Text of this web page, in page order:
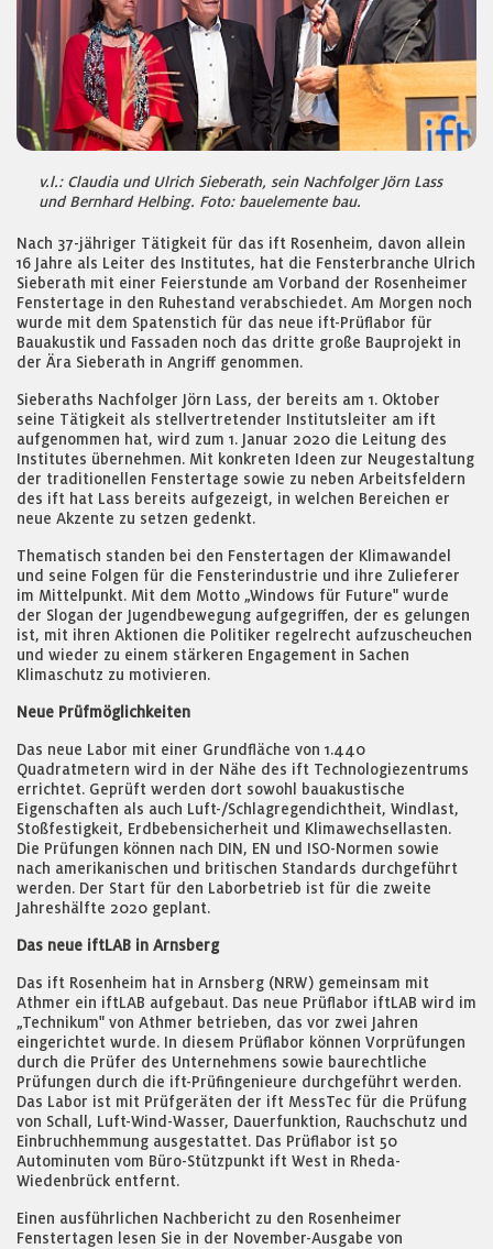
v.l.: Claudia und Ulrich Sieberath, sein Nachfolger Jörn Lass
und Bernhard Helbing. Foto: bauelemente bau.
Nach 37-jähriger Tätigkeit für das ift Rosenheim, davon allein
16 Jahre als Leiter des Institutes, hat die Fensterbranche Ulrich
Sieberath mit einer Feierstunde am Vorband der Rosenheimer
Fenstertage in den Ruhestand verabschiedet. Am Morgen noch
wurde mit dem Spatenstich für das neue ift-Prüflabor für
Bauakustik und Fassaden noch das dritte große Bauprojekt in
der Ära Sieberath in Angriff genommen.
Sieberaths Nachfolger Jörn Lass, der bereits am 1. Oktober
seine Tätigkeit als stellvertretender Institutsleiter am ift
aufgenommen hat, wird zum 1. Januar 2020 die Leitung des
Institutes übernehmen. Mit konkreten Ideen zur Neugestaltung
der traditionellen Fenstertage sowie zu neben Arbeitsfeldern
des ift hat Lass bereits aufgezeigt, in welchen Bereichen er
neue Akzente zu setzen gedenkt.
Thematisch standen bei den Fenstertagen der Klimawandel
und seine Folgen für die Fensterindustrie und ihre Zulieferer
im Mittelpunkt. Mit dem Motto „Windows für Future" wurde
der Slogan der Jugendbewegung aufgegriffen, der es gelungen
ist, mit ihren Aktionen die Politiker regelrecht aufzuscheuchen
und wieder zu einem stärkeren Engagement in Sachen
Klimaschutz zu motivieren.
Neue Prüfmöglichkeiten
Das neue Labor mit einer Grundfläche von 1.440
Quadratmetern wird in der Nähe des ift Technologiezentrums
errichtet. Geprüft werden dort sowohl bauakustische
Eigenschaften als auch Luft-/Schlagregendichtheit, Windlast,
Stoßfestigkeit, Erdbebensicherheit und Klimawechsellasten.
Die Prüfungen können nach DIN, EN und ISO-Normen sowie
nach amerikanischen und britischen Standards durchgeführt
werden. Der Start für den Laborbetrieb ist für die zweite
Jahreshälfte 2020 geplant.
Das neue iftLAB in Arnsberg
Das ift Rosenheim hat in Arnsberg (NRW) gemeinsam mit
Athmer ein iftLAB aufgebaut. Das neue Prüflabor iftLAB wird im
„Technikum" von Athmer betrieben, das vor zwei Jahren
eingerichtet wurde. In diesem Prüflabor können Vorprüfungen
durch die Prüfer des Unternehmens sowie baurechtliche
Prüfungen durch die ift-Prüfingenieure durchgeführt werden.
Das Labor ist mit Prüfgeräten der ift MessTec für die Prüfung
von Schall, Luft-Wind-Wasser, Dauerfunktion, Rauchschutz und
Einbruchhemmung ausgestattet. Das Prüflabor ist 50
Autominuten vom Büro-Stützpunkt ift West in Rheda-
Wiedenbrück entfernt.
Einen ausführlichen Nachbericht zu den Rosenheimer
Fenstertagen lesen Sie in der November-Ausgabe von